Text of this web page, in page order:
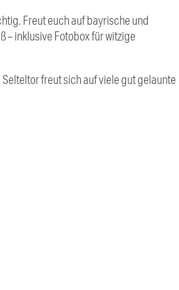
Freut euch auf bayrische und
– inklusive Fotobox für witzige
freut sich auf viele gut gelaunte